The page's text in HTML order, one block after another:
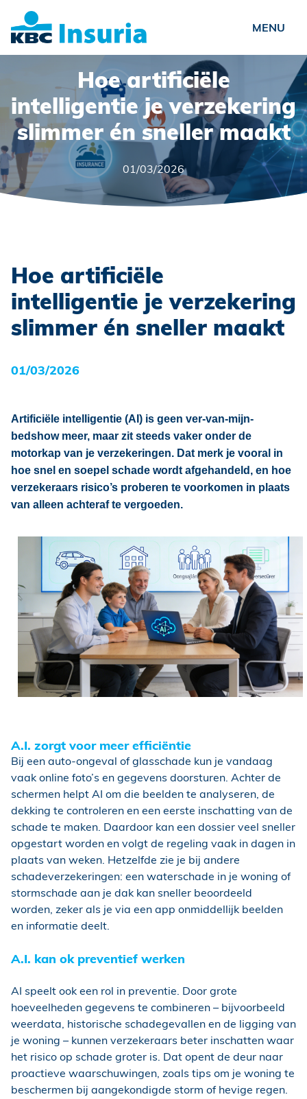
Verenigingen
Particulieren
Over ons
Bereken je prijs
Start met KBC Mobile
Contact
Schade?
Hoe artificiële
intelligentie je verzekering
slimmer én sneller maakt
01/03/2026
Hoe artificiële
intelligentie je verzekering
slimmer én sneller maakt
01/03/2026
Artificiële intelligentie (AI) is geen ver-van-mijn-
bedshow meer, maar zit steeds vaker onder de
motorkap van je verzekeringen. Dat merk je vooral in
hoe snel en soepel schade wordt afgehandeld, en hoe
verzekeraars risico’s proberen te voorkomen in plaats
van alleen achteraf te vergoeden.
A.I. zorgt voor meer efficiëntie
Bij een auto-ongeval of glasschade kun je vandaag
vaak online foto’s en gegevens doorsturen. Achter de
schermen helpt AI om die beelden te analyseren, de
dekking te controleren en een eerste inschatting van de
schade te maken. Daardoor kan een dossier veel sneller
opgestart worden en volgt de regeling vaak in dagen in
plaats van weken. Hetzelfde zie je bij andere
schadeverzekeringen: een waterschade in je woning of
stormschade aan je dak kan sneller beoordeeld
worden, zeker als je via een app onmiddellijk beelden
en informatie deelt.
A.I. kan ok preventief werken
AI speelt ook een rol in preventie. Door grote
hoeveelheden gegevens te combineren – bijvoorbeeld
weerdata, historische schadegevallen en de ligging van
je woning – kunnen verzekeraars beter inschatten waar
het risico op schade groter is. Dat opent de deur naar
proactieve waarschuwingen, zoals tips om je woning te
beschermen bij aangekondigde storm of hevige regen.